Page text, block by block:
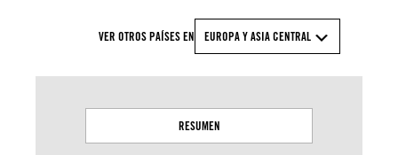
VER OTROS PAÍSES EN EUROPA Y ASIA CENTRAL
RESUMEN